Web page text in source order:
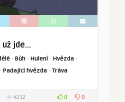
už jde…
· Bůh · Hulení· Hvězda ·
· Padající hvězda · Tráva
4212 0 0